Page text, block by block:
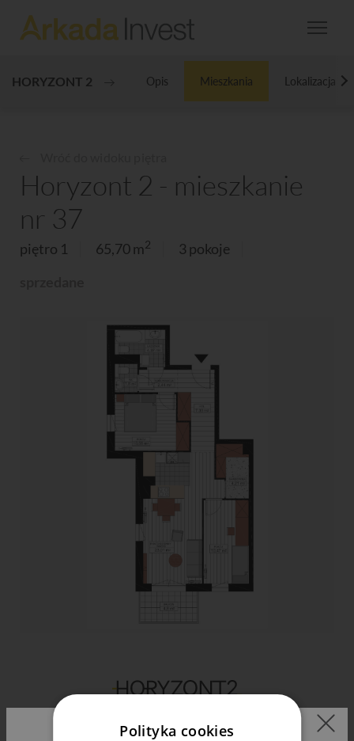
HORYZONT 2 Opis Mieszkania Lokalizacja
Horyzont 2 - mieszkanie
nr 37
piętro 1 65,70 m2
3 pokoje
Napisz do nas
Polityka cookies